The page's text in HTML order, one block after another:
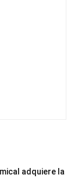
adquiere la